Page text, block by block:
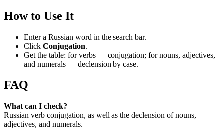
How to Use It
Enter a Russian word in the search bar.
Click Conjugation.
Get the table: for verbs — conjugation; for nouns, adjectives,
and numerals — declension by case.
FAQ
What can I check?
Russian verb conjugation, as well as the declension of nouns,
adjectives, and numerals.